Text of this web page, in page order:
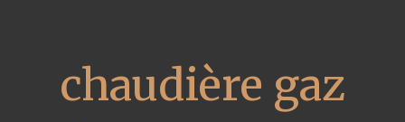
chaudière gaz